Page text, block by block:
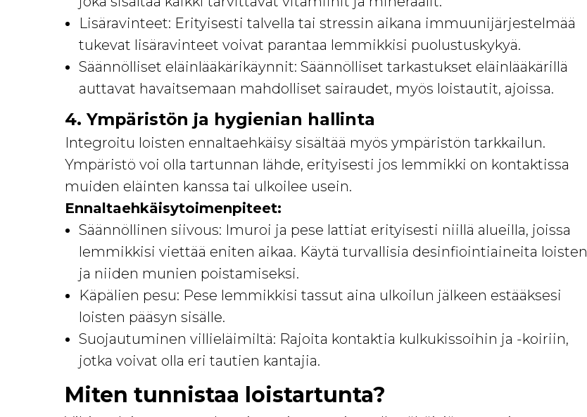
Lisäravinteet: Erityisesti talvella tai stressin aikana immuunijärjestelmää
tukevat lisäravinteet voivat parantaa lemmikkisi puolustuskykyä.
Säännölliset eläinlääkärikäynnit: Säännölliset tarkastukset eläinlääkärillä
auttavat havaitsemaan mahdolliset sairaudet, myös loistautit, ajoissa.
4. Ympäristön ja hygienian hallinta
Integroitu loisten ennaltaehkäisy sisältää myös ympäristön tarkkailun.
Ympäristö voi olla tartunnan lähde, erityisesti jos lemmikki on kontaktissa
muiden eläinten kanssa tai ulkoilee usein.
Ennaltaehkäisytoimenpiteet:
Säännöllinen siivous: Imuroi ja pese lattiat erityisesti niillä alueilla, joissa
lemmikkisi viettää eniten aikaa. Käytä turvallisia desinfiointiaineita loisten
ja niiden munien poistamiseksi.
Käpälien pesu: Pese lemmikkisi tassut aina ulkoilun jälkeen estääksesi
loisten pääsyn sisälle.
Suojautuminen villieläimiltä: Rajoita kontaktia kulkukissoihin ja -koiriin,
jotka voivat olla eri tautien kantajia.
Miten tunnistaa loistartunta?